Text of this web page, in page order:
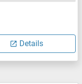
Details